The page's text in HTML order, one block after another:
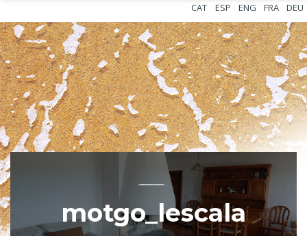
DEU
FRA
ENG
ESP
CAT
––––––––––––
motgo_lescala